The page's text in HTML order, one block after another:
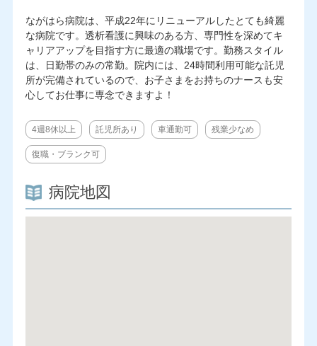
ながはら病院は、平成22年にリニューアルしたとても綺麗
な病院です。透析看護に興味のある方、専門性を深めてキ
ャリアアップを目指す方に最適の職場です。勤務スタイル
は、日勤帯のみの常勤。院内には、24時間利用可能な託児
所が完備されているので、お子さまをお持ちのナースも安
心してお仕事に専念できますよ！
4週8休以上 託児所あり 車通勤可 残業少なめ
復職・ブランク可
病院地図